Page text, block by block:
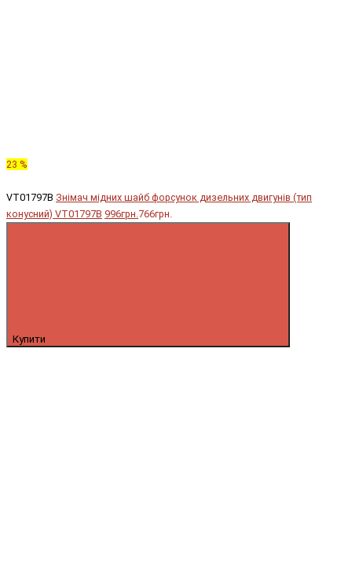
23 %
VT01797B Знімач мідних шайб форсунок дизельних двигунів (тип
конусний) VT01797B 996грн.766грн.
Купити